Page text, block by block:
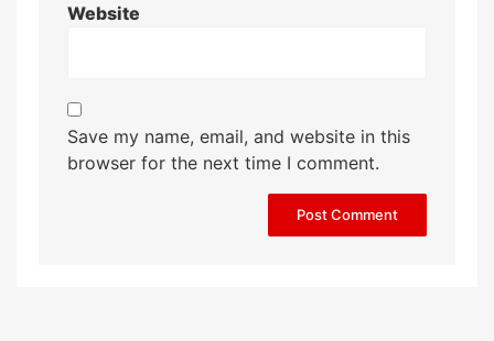
Website
Save my name, email, and website in this
browser for the next time I comment.